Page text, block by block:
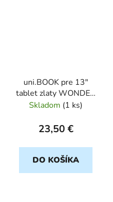
uni.BOOK pre 13"
tablet zlaty WONDER
LEATHER
Skladom (1 ks)
23,50 €
DO KOŠÍKA